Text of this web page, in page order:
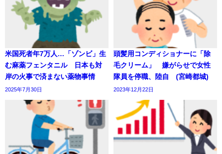
米国死者年7万人…「ゾンビ」生
む麻薬フェンタニル 日本も対
岸の火事で済まない薬物事情
2025年7月30日
頭髪用コンディショナーに「除
毛クリーム」 嫌がらせで女性
隊員を停職、陸自 (宮崎都城)
2023年12月22日